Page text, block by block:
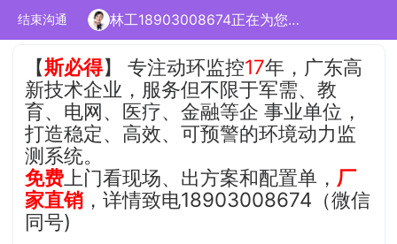
结束沟通 林工18903008674正在为您服务
【斯必得】 专注动环监控17年，广东高
新技术企业，服务但不限于军需、教
育、电网、医疗、金融等企 事业单位，
打造稳定、高效、可预警的环境动力监
测系统。
免费 上门看现场、出方案和配置单， 厂
家直销 ，详情致电18903008674（微信
同号)